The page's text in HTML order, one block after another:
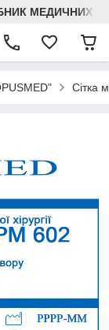
МЕДИЧНИХ
Сітка